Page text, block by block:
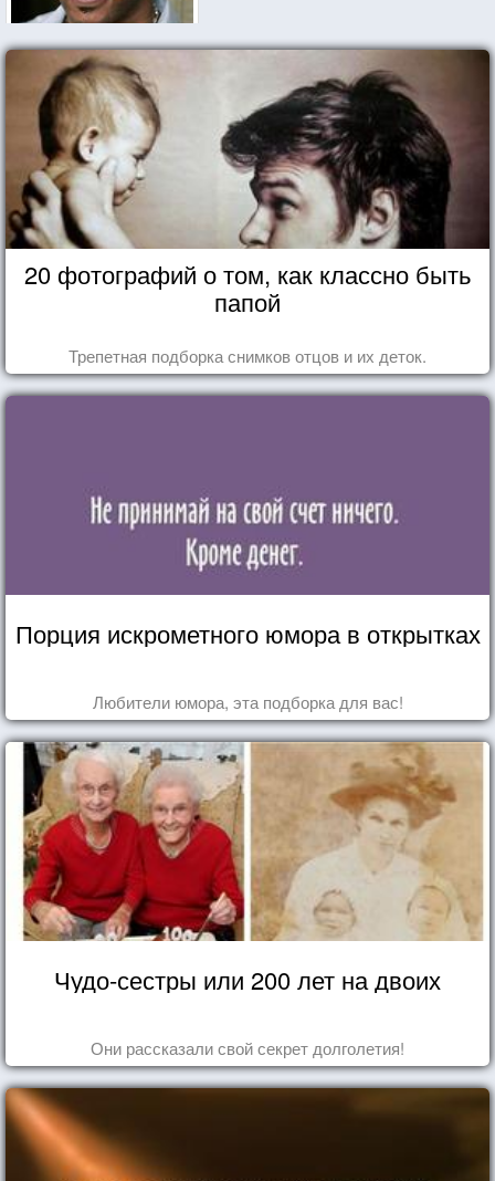
20 фотографий о том, как классно быть
папой
Трепетная подборка снимков отцов и их деток.
Порция искрометного юмора в открытках
Любители юмора, эта подборка для вас!
Чудо-сестры или 200 лет на двоих
Они рассказали свой секрет долголетия!